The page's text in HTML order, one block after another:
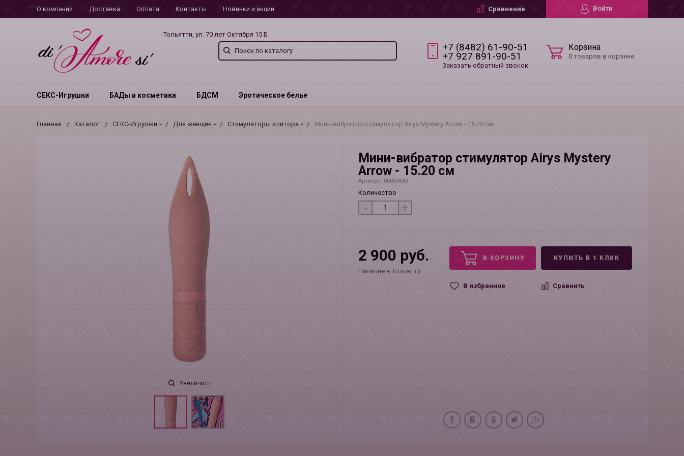
О компании Доставка Оплата Контакты Новинки и акции Сравнение Войти
Тольятти, ул. 70 лет Октября 15 Б
+7 (8482) 61-90-51
+7 927 891-90-51
Заказать обратный звонок
Корзина
0 товаров в корзине
СЕКС-Игрушки БАДы и косметика БДСМ Эротическое белье
Главная Каталог СЕКС-Игрушки Для женщин Стимуляторы клитора Мини-вибратор стимулятор Airys Mystery Arrow - 15.20 см
Увеличить
Мини-вибратор стимулятор Airys Mystery
Arrow - 15.20 см
Артикул: 00003643
Количество
- +
2 900 руб.
Наличие в Тольятти
В КОРЗИНУ КУПИТЬ В 1 КЛИК
В избранное Сравнить